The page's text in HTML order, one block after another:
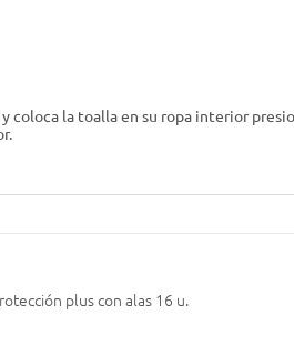
coloca la toalla en su ropa interior
plus con alas 16 u.